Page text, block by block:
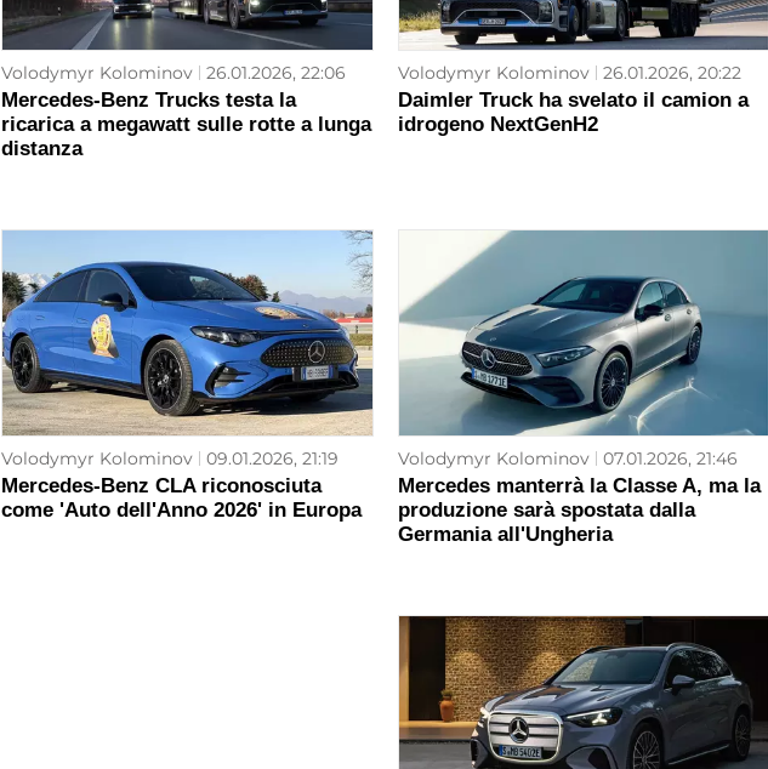
Volodymyr Kolominov 26.01.2026, 22:06
Mercedes-Benz Trucks testa la
ricarica a megawatt sulle rotte a lunga
distanza
Volodymyr Kolominov 26.01.2026, 20:22
Daimler Truck ha svelato il camion a
idrogeno NextGenH2
Volodymyr Kolominov 09.01.2026, 21:19
Mercedes-Benz CLA riconosciuta
come 'Auto dell'Anno 2026' in Europa
Volodymyr Kolominov 07.01.2026, 21:46
Mercedes manterrà la Classe A, ma la
produzione sarà spostata dalla
Germania all'Ungheria